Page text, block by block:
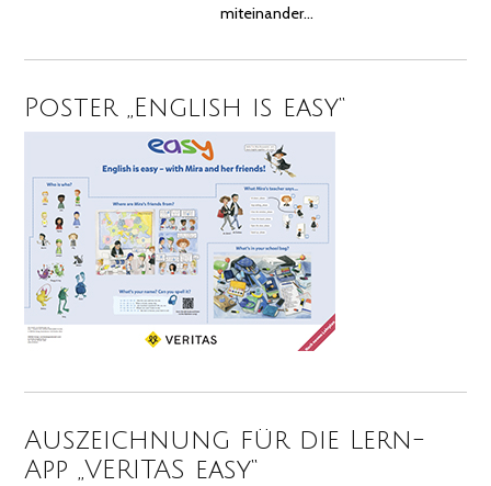
miteinander…
Poster „English is easy“
Auszeichnung für die Lern-
App „VERITAS easy“